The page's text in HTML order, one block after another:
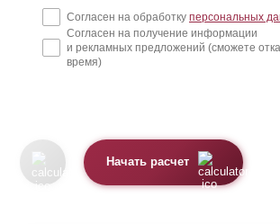
Согласен на обработку персональных
Согласен на получение информации
и рекламных предложений (сможете
время)
Начать расчет